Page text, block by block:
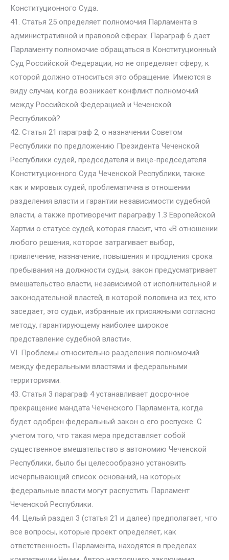
Конституционного Суда.
41. Статья 25 определяет полномочия Парламента в
административной и правовой сферах. Параграф 6 дает
Парламенту полномочие обращаться в Конституционный
Суд Российской Федерации, но не определяет сферу, к
которой должно относиться это обращение. Имеются в
виду случаи, когда возникает конфликт полномочий
между Российской Федерацией и Чеченской
Республикой?
42. Статья 21 параграф 2, о назначении Советом
Республики по предложению Президента Чеченской
Республики судей, председателя и вице-председателя
Конституционного Суда Чеченской Республики, также
как и мировых судей, проблематична в отношении
разделения власти и гарантии независимости судебной
власти, а также противоречит параграфу 1.3 Европейской
Хартии о статусе судей, которая гласит, что «В отношении
любого решения, которое затрагивает выбор,
привлечение, назначение, повышения и продления срока
пребывания на должности судьи, закон предусматривает
вмешательство власти, независимой от исполнительной и
законодательной властей, в которой половина из тех, кто
заседает, это судьи, избранные их присяжными согласно
методу, гарантирующему наиболее широкое
представление судебной власти».
VI. Проблемы относительно разделения полномочий
между федеральными властями и федеральными
территориями.
43. Статья 3 параграф 4 устанавливает досрочное
прекращение мандата Чеченского Парламента, когда
будет одобрен федеральный закон о его роспуске. С
учетом того, что такая мера представляет собой
существенное вмешательство в автономию Чеченской
Республики, было бы целесообразно установить
исчерпывающий список оснований, на которых
федеральные власти могут распустить Парламент
Чеченской Республики.
44. Целый раздел 3 (статья 21 и далее) предполагает, что
все вопросы, которые проект определяет, как
ответственность Парламента, находятся в пределах